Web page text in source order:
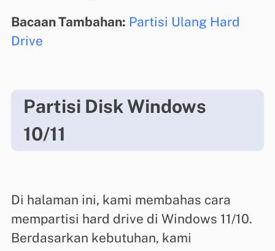
Bacaan Tambahan: Partisi Ulang Hard
Drive
Partisi Disk Windows
10/11
Di halaman ini, kami membahas cara
mempartisi hard drive di Windows 11/10.
Berdasarkan kebutuhan, kami